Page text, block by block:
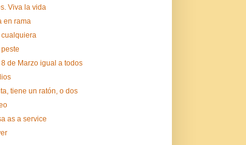
Viva la vida
en rama
8 de Marzo igual a todos
tiene un ratón, o dos
as a service